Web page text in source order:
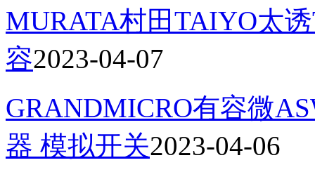
MURATA村田TAIYO太
容2023-04-07
GRANDMICRO有容微
器 模拟开关2023-04-06